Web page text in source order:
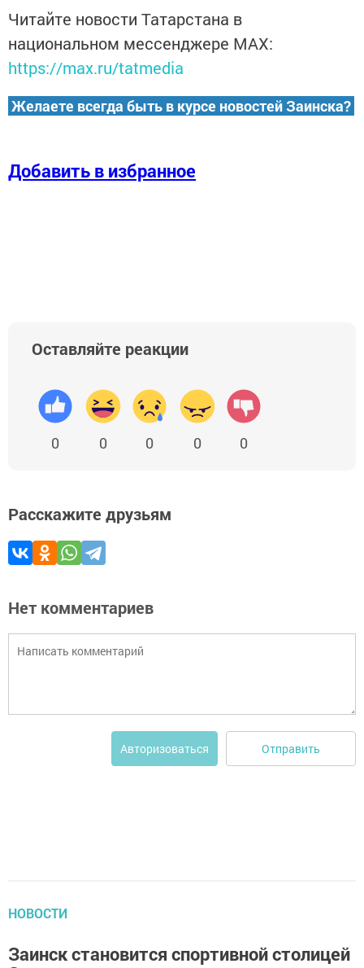
Читайте новости Татарстана в
национальном мессенджере MАХ:
https://max.ru/tatmedia
Желаете всегда быть в курсе новостей Заинска?
Добавить в избранное
Оставляйте реакции
0 0 0 0 0
Расскажите друзьям
Нет комментариев
Авторизоваться Отправить
НОВОСТИ
Заинск становится спортивной столицей